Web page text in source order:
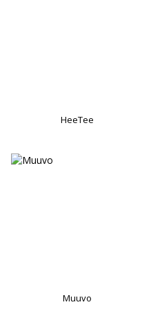
HeeTee
Muuvo